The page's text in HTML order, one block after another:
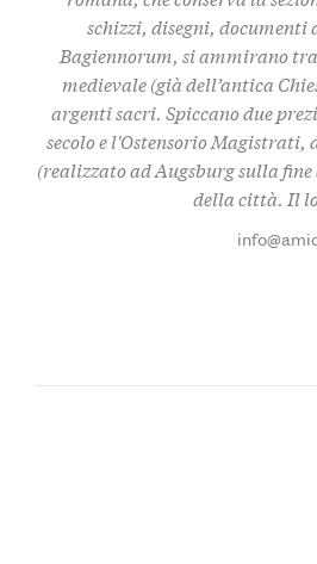
schizzi, disegni,
Bagiennorum, si ammirano
medievale (già dell’antica
argenti sacri. Spiccano due
secolo e l'Ostensorio
(realizzato ad Augsburg sulla
della città. Il